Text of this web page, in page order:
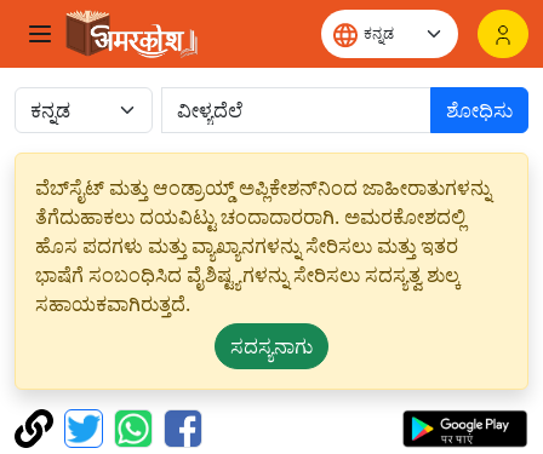
ಶೋಧಿಸು
ವೆಬ್‌ಸೈಟ್ ಮತ್ತು ಆಂಡ್ರಾಯ್ಡ್ ಅಪ್ಲಿಕೇಶನ್‌ನಿಂದ ಜಾಹೀರಾತುಗಳನ್ನು
ತೆಗೆದುಹಾಕಲು ದಯವಿಟ್ಟು ಚಂದಾದಾರರಾಗಿ. ಅಮರಕೋಶದಲ್ಲಿ
ಹೊಸ ಪದಗಳು ಮತ್ತು ವ್ಯಾಖ್ಯಾನಗಳನ್ನು ಸೇರಿಸಲು ಮತ್ತು ಇತರ
ಭಾಷೆಗೆ ಸಂಬಂಧಿಸಿದ ವೈಶಿಷ್ಟ್ಯಗಳನ್ನು ಸೇರಿಸಲು ಸದಸ್ಯತ್ವ ಶುಲ್ಕ
ಸಹಾಯಕವಾಗಿರುತ್ತದೆ.
ಸದಸ್ಯನಾಗು